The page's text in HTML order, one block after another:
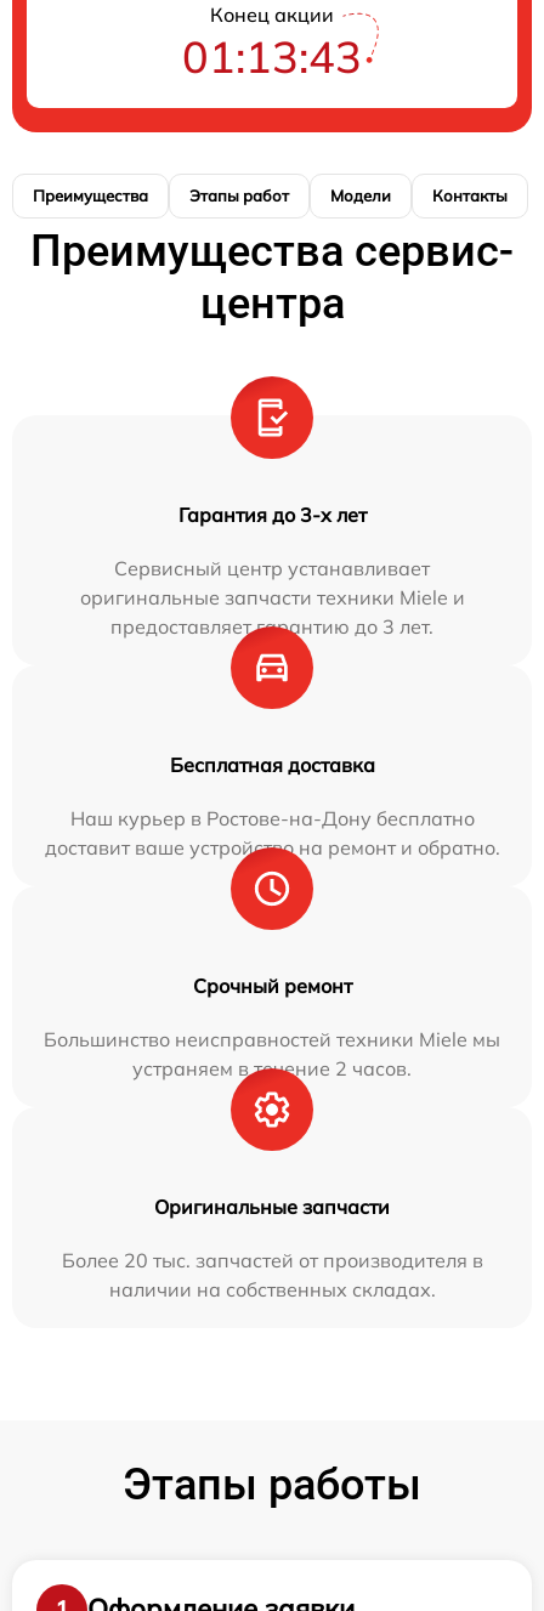
Конец акции
01:13:42
Преимущества Этапы работ Модели Контакты
Преимущества сервис-
центра
Гарантия до 3-х лет
Сервисный центр устанавливает
оригинальные запчасти техники Miele и
предоставляет гарантию до 3 лет.
Бесплатная доставка
Наш курьер в Ростове-на-Дону бесплатно
доставит ваше устройство на ремонт и обратно.
Срочный ремонт
Большинство неисправностей техники Miele мы
устраняем в течение 2 часов.
Оригинальные запчасти
Более 20 тыс. запчастей от производителя в
наличии на собственных складах.
Этапы работы